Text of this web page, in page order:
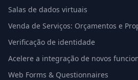
Salas de dados virtuais
Venda de Serviços: Orçamentos e
Verificação de identidade
Acelere a integração de novos
Web Forms & Questionnaires